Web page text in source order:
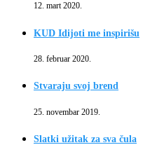
12. mart 2020.
KUD Idijoti me inspirišu
28. februar 2020.
Stvaraju svoj brend
25. novembar 2019.
Slatki užitak za sva čula